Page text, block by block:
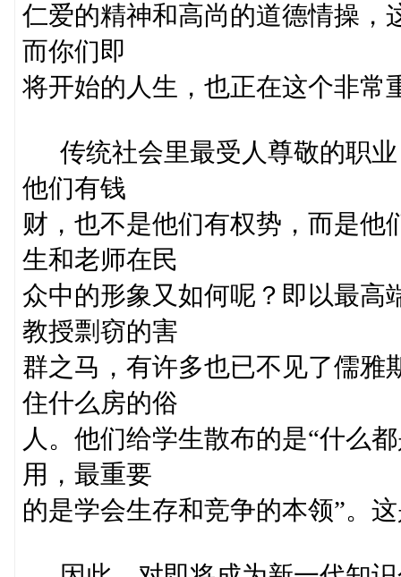
仁爱的精神和高尚的道德情操，
而你们即
将开始的人生，也正在这个非常
传统社会里最受人尊敬的职业
他们有钱
财，也不是他们有权势，而是他
生和老师在民
众中的形象又如何呢？即以最高
教授剽窃的害
群之马，有许多也已不见了儒雅
住什么房的俗
人。他们给学生散布的是“什么
用，最重要
的是学会生存和竞争的本领”。